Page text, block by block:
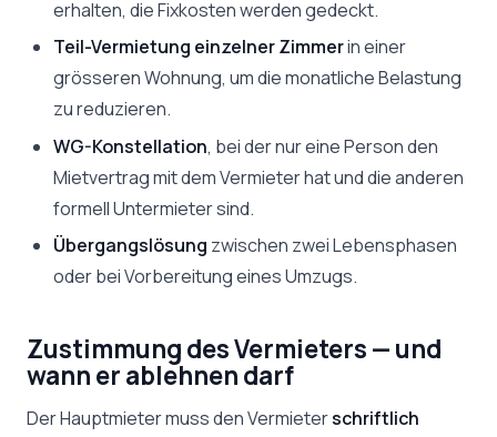
erhalten, die Fixkosten werden gedeckt.
Teil-Vermietung einzelner Zimmerin einer
grösseren Wohnung, um die monatliche Belastung
zu reduzieren.
WG-Konstellation, bei der nur eine Person den
Mietvertrag mit dem Vermieter hat und die anderen
formell Untermieter sind.
Übergangslösung zwischen zwei Lebensphasen
oder bei Vorbereitung eines Umzugs.
Zustimmung des Vermieters — und
wann er ablehnen darf
Der Hauptmieter muss den Vermieterschriftlich